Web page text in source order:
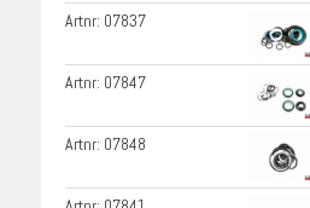
Artnr: 07837
Artnr: 07847
Artnr: 07848